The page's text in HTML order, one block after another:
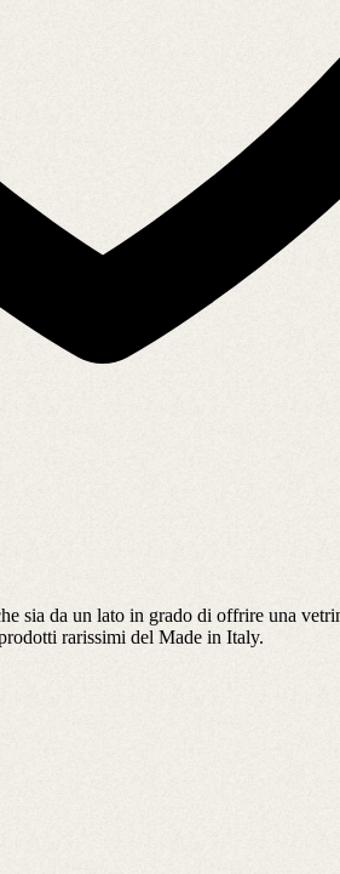
sia da un lato in grado di offrire una
rarissimi del Made in Italy.